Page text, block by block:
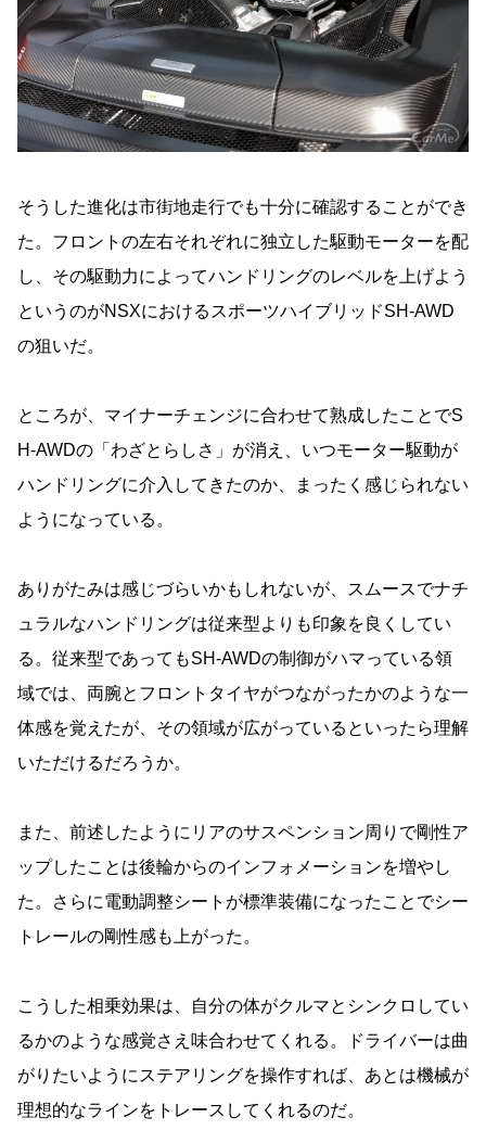
そうした進化は市街地走行でも十分に確認することができ
た。フロントの左右それぞれに独立した駆動モーターを配
し、その駆動力によってハンドリングのレベルを上げよう
というのがNSXにおけるスポーツハイブリッドSH-AWD
の狙いだ。
ところが、マイナーチェンジに合わせて熟成したことでS
H-AWDの「わざとらしさ」が消え、いつモーター駆動が
ハンドリングに介入してきたのか、まったく感じられない
ようになっている。
ありがたみは感じづらいかもしれないが、スムースでナチ
ュラルなハンドリングは従来型よりも印象を良くしてい
る。従来型であってもSH-AWDの制御がハマっている領
域では、両腕とフロントタイヤがつながったかのような一
体感を覚えたが、その領域が広がっているといったら理解
いただけるだろうか。
また、前述したようにリアのサスペンション周りで剛性ア
ップしたことは後輪からのインフォメーションを増やし
た。さらに電動調整シートが標準装備になったことでシー
トレールの剛性感も上がった。
こうした相乗効果は、自分の体がクルマとシンクロしてい
るかのような感覚さえ味合わせてくれる。ドライバーは曲
がりたいようにステアリングを操作すれば、あとは機械が
理想的なラインをトレースしてくれるのだ。